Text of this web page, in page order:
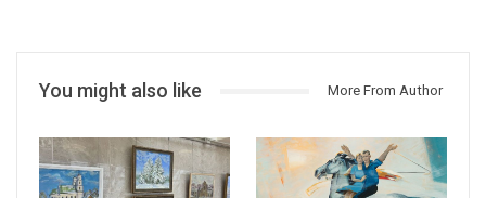
You might also like More From Author